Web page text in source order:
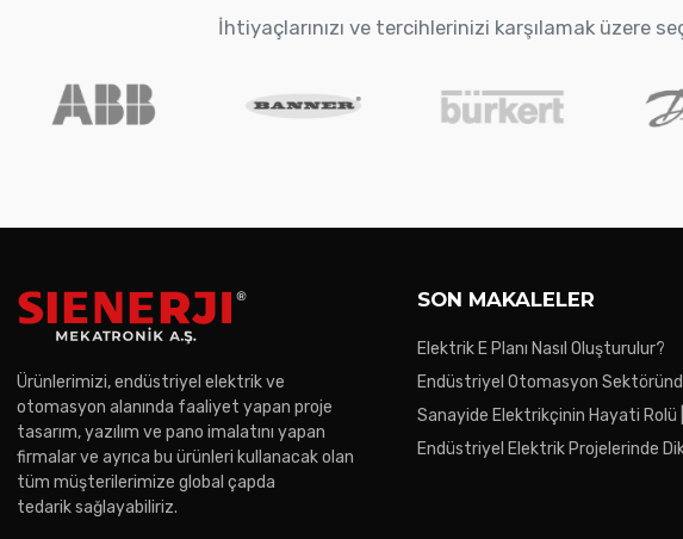
İhtiyaçlarınızı ve tercihlerinizi karşılamak üzere
Ürünlerimizi, endüstriyel elektrik ve
otomasyon alanında faaliyet yapan proje
tasarım, yazılım ve pano imalatını yapan
firmalar ve ayrıca bu ürünleri kullanacak olan
tüm müşterilerimize global çapda
tedarik sağlayabiliriz.
SON MAKALELER
Elektrik E Planı Nasıl Oluşturulur?
Endüstriyel Otomasyon
Trendler
Sanayide Elektrikçinin Hayati Rolü |
Endüstriyel Elektrik Projelerinde